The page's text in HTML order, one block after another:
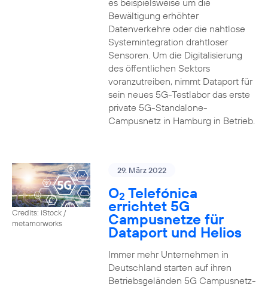
es beispielsweise um die
Bewältigung erhöhter
Datenverkehre oder die nahtlose
Systemintegration drahtloser
Sensoren. Um die Digitalisierung
des öffentlichen Sektors
voranzutreiben, nimmt Dataport für
sein neues 5G-Testlabor das erste
private 5G-Standalone-
Campusnetz in Hamburg in Betrieb.
Credits: iStock /
metamorworks
29. März 2022
O2 Telefónica
errichtet 5G
Campusnetze für
Dataport und Helios
Immer mehr Unternehmen in
Deutschland starten auf ihren
Betriebsgeländen 5G Campusnetz-